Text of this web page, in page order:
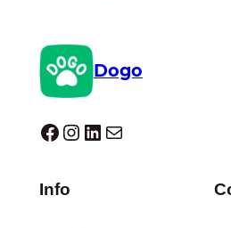
Dogo
Dogo facebook InstagramLinkedIn E-mail
Info